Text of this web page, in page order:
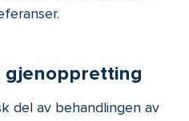
gjenoppretting
del av behandlingen av